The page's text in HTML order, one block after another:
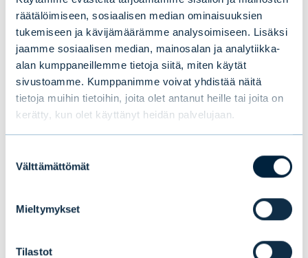
räätälöimiseen, sosiaalisen median ominaisuuksien
tukemiseen ja kävijämäärämme analysoimiseen. Lisäksi
jaamme sosiaalisen median, mainosalan ja analytiikka-
alan kumppaneillemme tietoja siitä, miten käytät
sivustoamme. Kumppanimme voivat yhdistää näitä
tietoja muihin tietoihin, joita olet antanut heille tai joita on
kerätty, kun olet käyttänyt heidän palvelujaan.
valinta
Välttämättömät
Mieltymykset
Tilastot
Osana Evlin vuosikertomusta julkaistussa
yritysvastuuraportissa kerrotaan tarkempia
lukuja Evlin toiminnasta sekä vastuullisuuden
kehittämisestä vuonna 2025.
EVLI OYJ:N VUOSIKERTOMUS 2025
Lisätietoja: